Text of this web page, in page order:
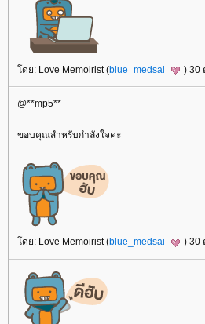
โดย: Love Memoirist (blue_medsai ) 30
@**mp5**
ขอบคุณสำหรับกำลังใจค่ะ
โดย: Love Memoirist (blue_medsai ) 30